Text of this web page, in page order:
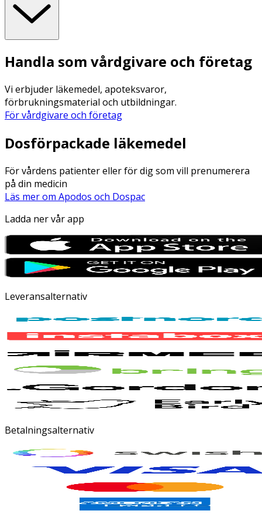
Handla som vårdgivare och företag
Vi erbjuder läkemedel, apoteksvaror,
förbrukningsmaterial och utbildningar.
För vårdgivare och företag
Dosförpackade läkemedel
För vårdens patienter eller för dig som vill prenumerera
på din medicin
Läs mer om Apodos och Dospac
Ladda ner vår app
Leveransalternativ
Betalningsalternativ